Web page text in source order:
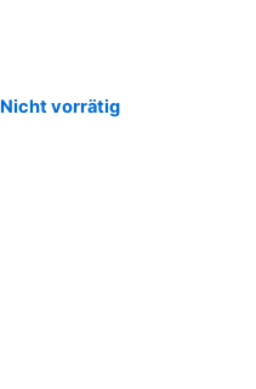
Nicht vorrätig